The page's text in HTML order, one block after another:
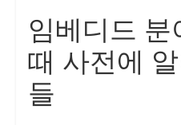
임베디드
때 사전에
들